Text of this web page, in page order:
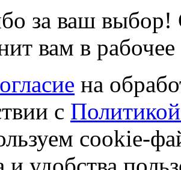
за ваш
вам в
на
с
cookie-